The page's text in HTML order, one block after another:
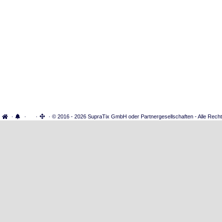
· · · · © 2016 - 2026 SupraTix GmbH oder Partnergesellschaften - Alle